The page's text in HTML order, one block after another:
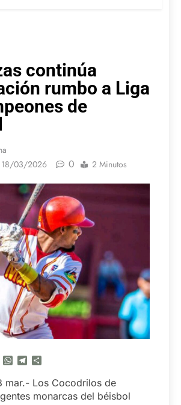
continúa
rumbo a Liga
de
18/03/2026 0 2 Minutos
ThreadsWhatsApp
Telegram
mar.- Los Cocodrilos de
monarcas del béisbol